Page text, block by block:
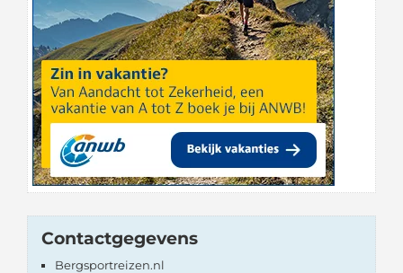
Contactgegevens
Bergsportreizen.nl